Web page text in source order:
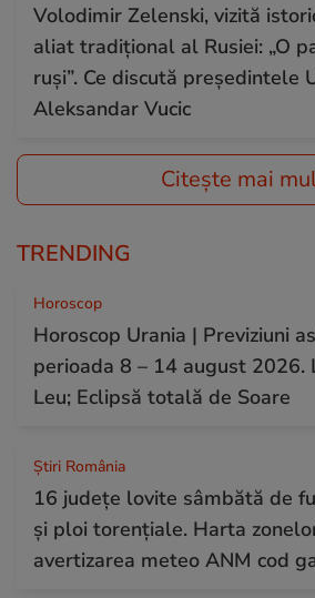
Volodimir Zelenski, vizită
aliat tradițional al Rusiei: „O
ruși”. Ce discută președintele
Aleksandar Vucic
Citește mai
TRENDING
Horoscop
Horoscop Urania | Previziuni
perioada 8 – 14 august 2026.
Leu; Eclipsă totală de Soare
Știri România
16 județe lovite sâmbătă de
și ploi torențiale. Harta
avertizarea meteo ANM cod